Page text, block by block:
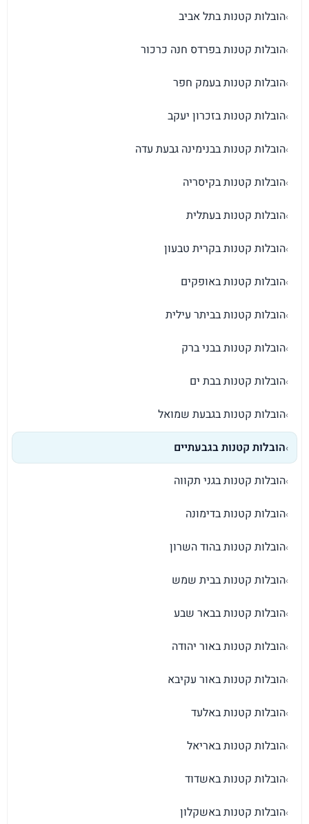
›הובלות קטנות בתל אביב
›הובלות קטנות בפרדס חנה כרכור
›הובלות קטנות בעמק חפר
›הובלות קטנות בזכרון יעקב
›הובלות קטנות בבנימינה גבעת עדה
›הובלות קטנות בקיסריה
›הובלות קטנות בעתלית
›הובלות קטנות בקרית טבעון
›הובלות קטנות באופקים
›הובלות קטנות בביתר עילית
›הובלות קטנות בבני ברק
›הובלות קטנות בבת ים
›הובלות קטנות בגבעת שמואל
›הובלות קטנות בגבעתיים
›הובלות קטנות בגני תקווה
›הובלות קטנות בדימונה
›הובלות קטנות בהוד השרון
›הובלות קטנות בבית שמש
›הובלות קטנות בבאר שבע
›הובלות קטנות באור יהודה
›הובלות קטנות באור עקיבא
›הובלות קטנות באלעד
›הובלות קטנות באריאל
›הובלות קטנות באשדוד
›הובלות קטנות באשקלון